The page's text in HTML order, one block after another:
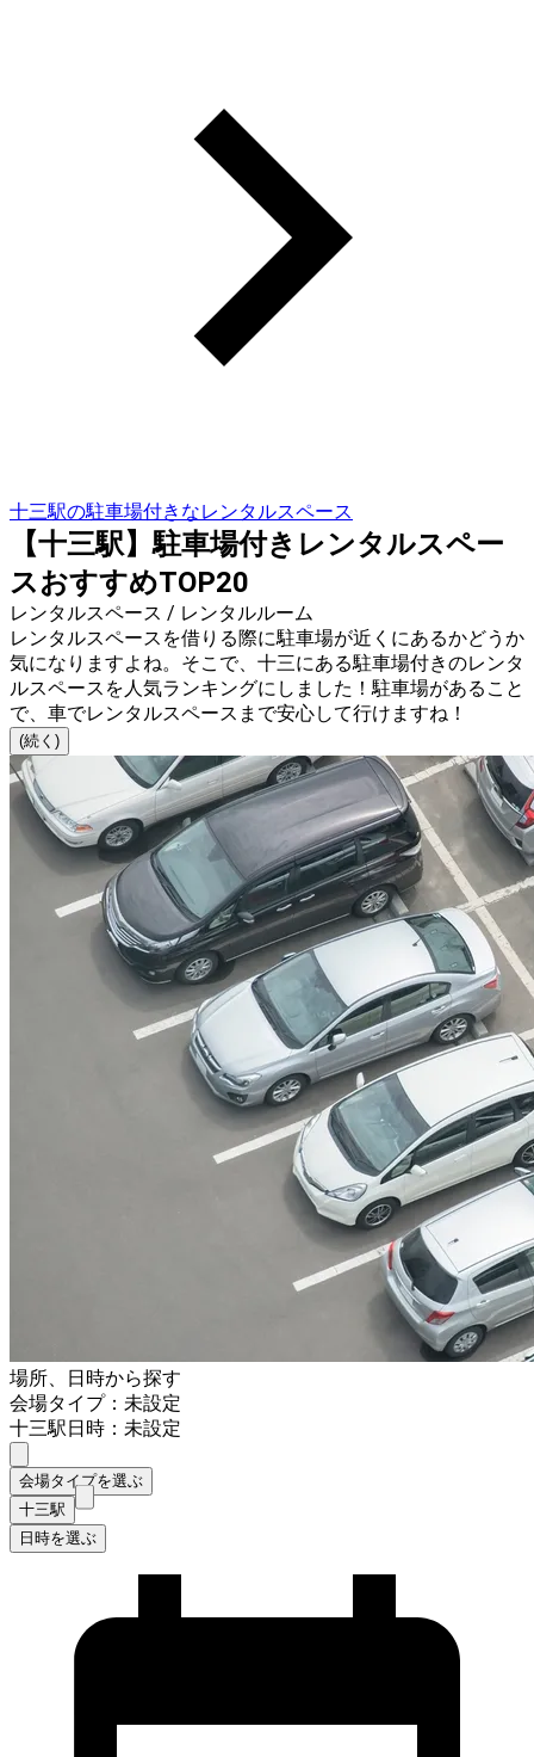
十三駅の駐車場付きなレンタルスペース
【十三駅】駐車場付きレンタルスペー
スおすすめTOP20
レンタルスペース / レンタルルーム
レンタルスペースを借りる際に駐車場が近くにあるかどうか
気になりますよね。そこで、十三にある駐車場付きのレンタ
ルスペースを人気ランキングにしました！駐車場があること
で、車でレンタルスペースまで安心して行けますね！
(続く)
場所、日時から探す
会場タイプ：未設定
十三駅日時：未設定
会場タイプを選ぶ
十三駅
日時を選ぶ